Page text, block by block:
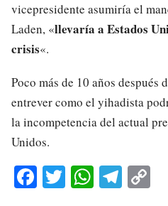
vicepresidente asumiría el
Laden, «llevaría a Estados
crisis«.
Poco más de 10 años después
entrever como el yihadista
la incompetencia del actual
Unidos.
Fa T W Te